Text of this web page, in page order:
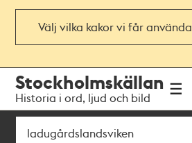
Välj vilka kakor vi får använda
navigationen
huvudinnehållet
Stockholmskällan
Historia i ord, ljud och bild
Sök